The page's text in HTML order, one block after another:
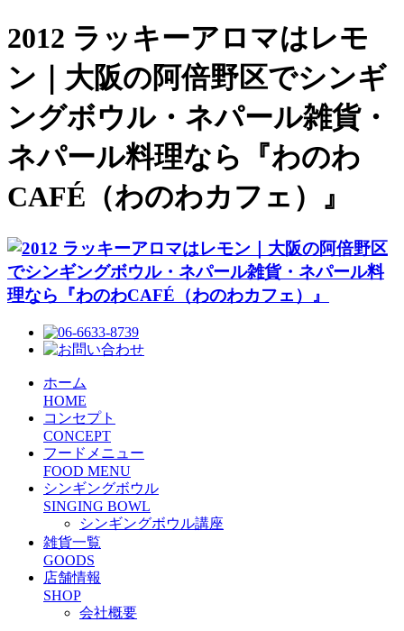
2012 ラッキーアロマはレモ
ン｜大阪の阿倍野区でシンギ
ングボウル・ネパール雑貨・
ネパール料理なら『わのわ
CAFÉ（わのわカフェ）』
ホーム
HOME
コンセプト
CONCEPT
フードメニュー
FOOD MENU
シンギングボウル
SINGING BOWL
シンギングボウル講座
雑貨一覧
GOODS
店舗情報
SHOP
会社概要